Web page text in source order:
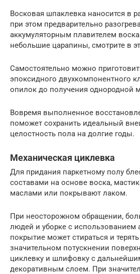
Восковая шпаклевка наносится в
при этом предварительно
аккумуляторным плавителем
небольшие царапины, смотрите в
Самостоятельно можно
эпоксидного двухкомпонентного
опилок до получения однородной
Вовремя выполненное
поможет сохранить идеальный
целостность пола на долгие годы.
Механическая циклевка
Для придания паркетному полу
составами на основе воска,
маслами или покрывают лаком.
При неосторожном обращении,
людей и уборке с использованием
покрытие может стираться и
значительном потускнении
циклевку и шлифовку с
декоративным слоем. При